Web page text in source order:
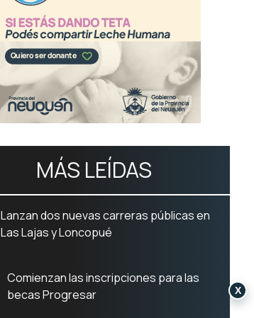
MÁS LEÍDAS
Lanzan dos nuevas carreras públicas en
Las Lajas y Loncopué
Comienzan las inscripciones para las
becas Progresar
X